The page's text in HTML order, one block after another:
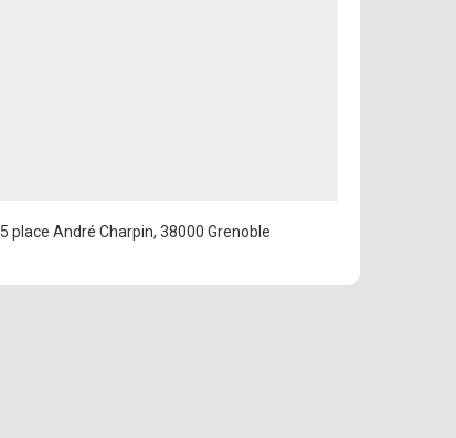
5 place André Charpin, 38000 Grenoble